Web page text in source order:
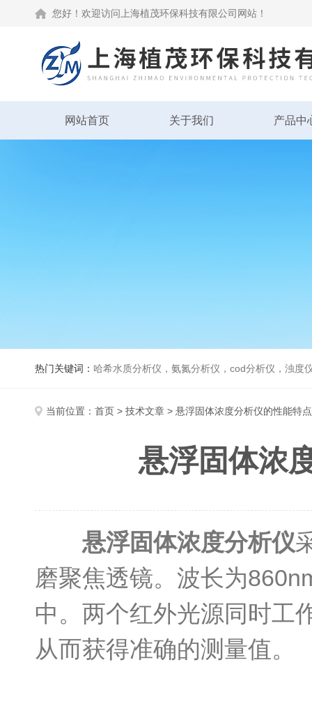
您好！欢迎访问上海植茂环保科技有限公司网站！
网站首页 关于我们 产品中
热门关键词： 哈希水质分析仪，氨氮分析仪，cod分析仪，浊度
当前位置： 首页 > 技术文章 > 悬浮固体浓度分析仪的性能特
悬浮固体浓
悬浮固体浓度分析仪
磨聚焦透镜。波长为
中。两个红外光源同时工
从而获得准确的测量值。